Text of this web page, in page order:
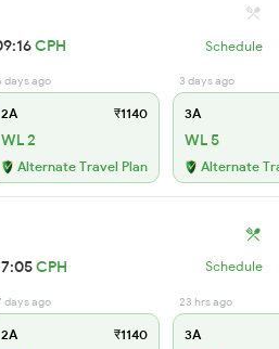
CPH Schedule
days ago
2A ₹1140
WL 2
Alternate Travel Plan
3 days ago
3A
WL 5
Alternate
CPH Schedule
days ago
2A ₹1140
23 hrs ago
3A